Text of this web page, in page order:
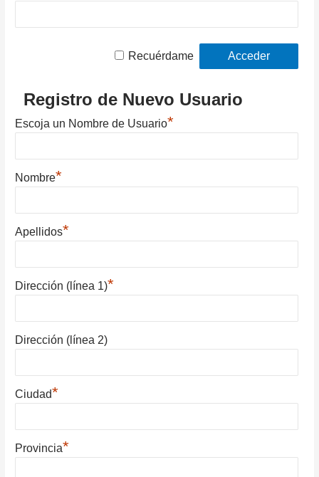
Recuérdame
Registro de Nuevo Usuario
Escoja un Nombre de Usuario*
Nombre*
Apellidos*
Dirección (línea 1)*
Dirección (línea 2)
Ciudad*
Provincia*